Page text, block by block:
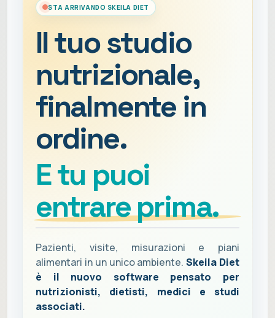
STA ARRIVANDO SKEILA DIET
Il tuo studio
nutrizionale,
finalmente in
ordine.
E tu puoi
entrare prima.
Pazienti, visite, misurazioni e piani
alimentari in un unico ambiente.Skeila Diet
è il nuovo software pensato per
nutrizionisti, dietisti, medici e studi
associati.